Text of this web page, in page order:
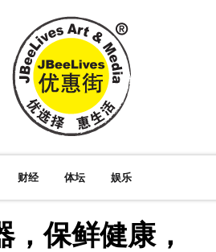
财经 体坛 娱乐
保鲜健康，